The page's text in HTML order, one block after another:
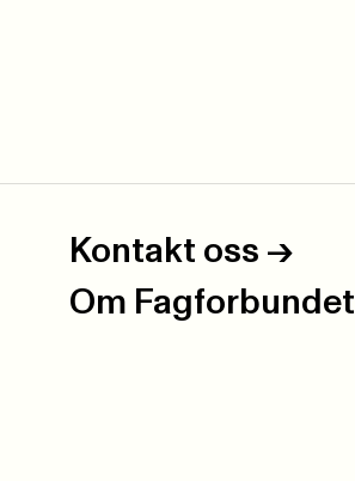
Kontakt oss ->
Om Fagforbundet